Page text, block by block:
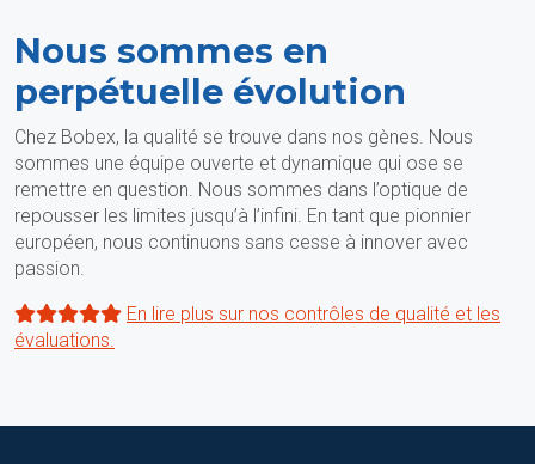
Nous sommes en
perpétuelle évolution
Chez Bobex, la qualité se trouve dans nos gènes. Nous
sommes une équipe ouverte et dynamique qui ose se
remettre en question. Nous sommes dans l’optique de
repousser les limites jusqu’à l’infini. En tant que pionnier
européen, nous continuons sans cesse à innover avec
passion.
En lire plus sur nos contrôles de qualité et les
évaluations.